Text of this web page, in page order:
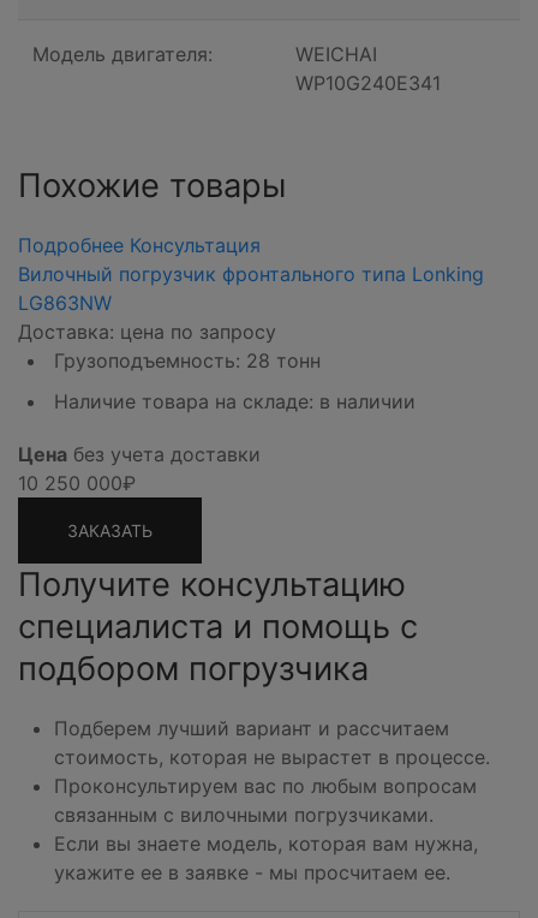
Модель двигателя:
WEICHAI
WP10G240E341
Похожие товары
Подробнее Консультация
Вилочный погрузчик фронтального типа Lonking
LG863NW
Доставка: цена по запросу
Грузоподъемность: 28 тонн
Наличие товара на складе: в наличии
Цена без учета доставки
10 250 000₽
ЗАКАЗАТЬ
Получите консультацию
специалиста и помощь с
подбором погрузчика
Подберем лучший вариант и рассчитаем
стоимость, которая не вырастет в процессе.
Проконсультируем вас по любым вопросам
связанным с вилочными погрузчиками.
Если вы знаете модель, которая вам нужна,
укажите ее в заявке - мы просчитаем ее.